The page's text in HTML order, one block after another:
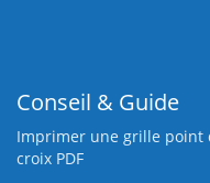
Conseil & Guide
Imprimer une grille point
croix PDF